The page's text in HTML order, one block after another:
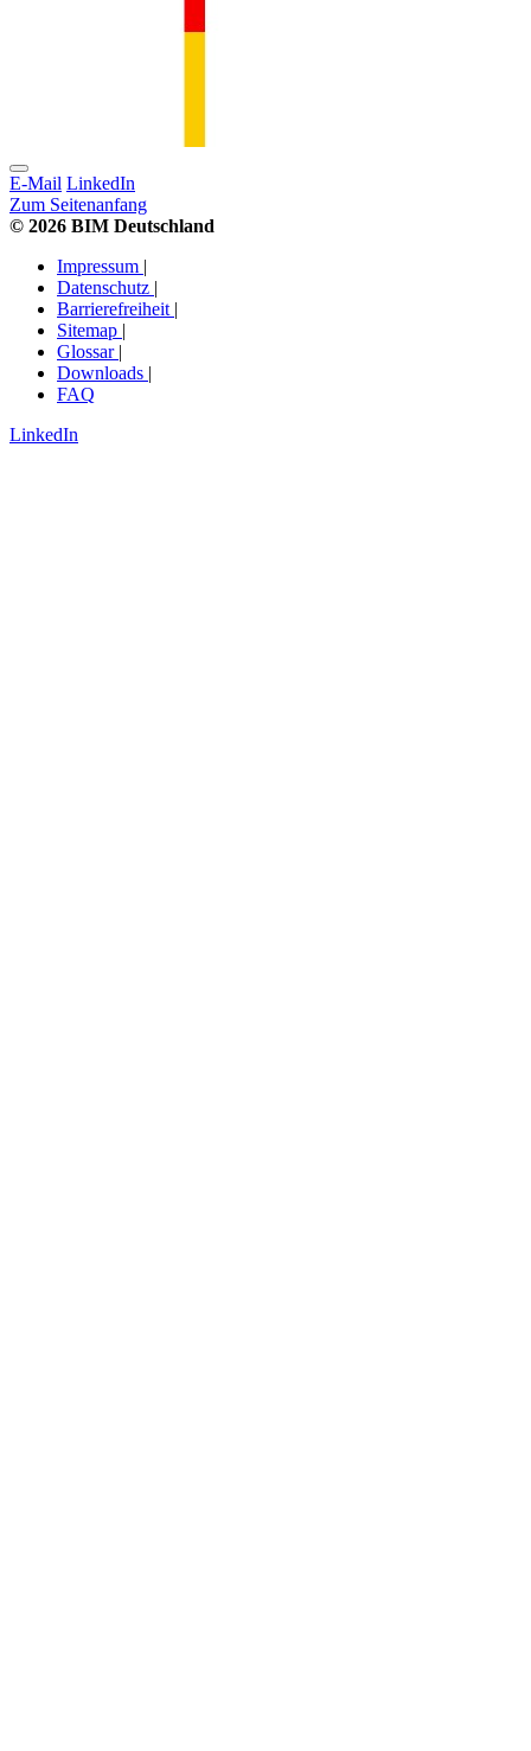
E-Mail LinkedIn
Zum Seitenanfang
© 2026 BIM Deutschland
Impressum |
Datenschutz |
Barrierefreiheit |
Sitemap |
Glossar |
Downloads |
FAQ
LinkedIn